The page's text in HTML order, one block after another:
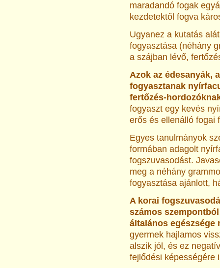
maradandó fogak
kezdetektől fogva
Ugyanez a kutatás
fogyasztása (néhány
a szájban lévő,
Azok az édesanyák,
fogyasztanak
fertőzés-
fogyaszt egy kevés
erős és ellenálló fogai
Egyes tanulmányok
formában adagolt
fogszuvasodást.
meg a néhány
fogyasztása ajánlott,
A korai
számos
általános egészsége
gyermek hajlamos
alszik jól, és ez
fejlődési képességére